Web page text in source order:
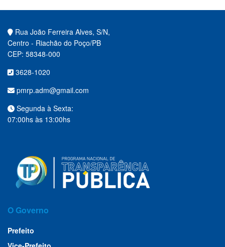
Rua João Ferreira Alves, S/N,
Centro - Riachão do Poço/PB
CEP: 58348-000
3628-1020
pmrp.adm@gmail.com
Segunda à Sexta:
07:00hs às 13:00hs
O Governo
Prefeito